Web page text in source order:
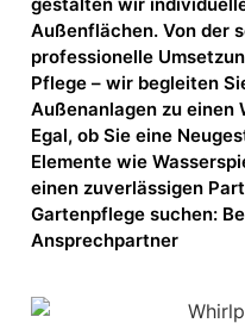
Außenflächen. Von der
professionelle
Pflege – wir begleiten
Außenanlagen zu einen
Egal, ob Sie eine
Elemente wie
einen zuverlässigen
Gartenpflege suchen:
Ansprechpartner